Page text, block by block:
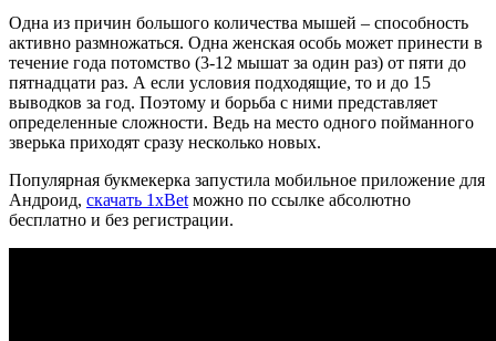
Одна из причин большого количества мышей – способность
активно размножаться. Одна женская особь может принести в
течение года потомство (3-12 мышат за один раз) от пяти до
пятнадцати раз. А если условия подходящие, то и до 15
выводков за год. Поэтому и борьба с ними представляет
определенные сложности. Ведь на место одного пойманного
зверька приходят сразу несколько новых.
Популярная букмекерка запустила мобильное приложение для
Андроид, скачать 1xBet можно по ссылке абсолютно
бесплатно и без регистрации.